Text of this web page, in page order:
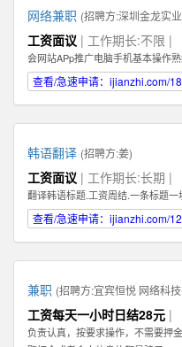
户使用体验； 7、根据项目具体要
1、一年以上相关专业工作经验。 2
Illustrator，Flash等；掌握HTML，
软件。 3、具有丰富的视觉创作经
策划、设计能力,有丰富的网页设计
网络兼职 (招聘方:深圳金龙实
工资面议 | 工作期长:不限 |
会网站APp推广电脑手机基本操作
查看/急速申请：ijianzhi.com/
韩语翻译 (招聘方:姜)
工资面议 | 工作期长:长期 |
翻译韩语标题.工资周结.一条标题一
查看/急速申请：ijianzhi.com/
兼职 (招聘方:宜宾恒悦 网络科
工资每天一小时日结28元 |
负责认真，按要求操作，不需要押